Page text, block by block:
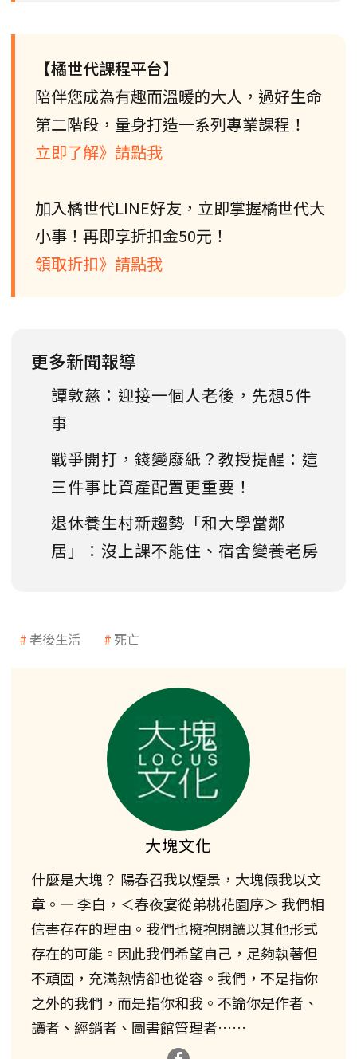
【橘世代課程平台】
陪伴您成為有趣而溫暖的大人，過好生命
第二階段，量身打造一系列專業課程！
立即了解》請點我
加入橘世代LINE好友，立即掌握橘世代大
小事！再即享折扣金50元！
領取折扣》請點我
更多新聞報導
譚敦慈：迎接一個人老後，先想5件
事
戰爭開打，錢變廢紙？教授提醒：這
三件事比資產配置更重要！
退休養生村新趨勢「和大學當鄰
居」：沒上課不能住、宿舍變養老房
老後生活 死亡
大塊文化
什麼是大塊？ 陽春召我以煙景，大塊假我以文
章。— 李白，＜春夜宴從弟桃花園序＞ 我們相
信書存在的理由。我們也擁抱閱讀以其他形式
存在的可能。因此我們希望自己，足夠執著但
不頑固，充滿熱情卻也從容。我們，不是指你
之外的我們，而是指你和我。不論你是作者、
讀者、經銷者、圖書館管理者……